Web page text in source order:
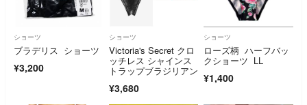
ショーツ
ブラデリス ショーツ
¥3,200
ショーツ
Victoria's Secret クロ
ッチレス シャインス
トラップブラジリアン
¥3,680
ショーツ
ローズ柄 ハーフバッ
クショーツ LL
¥1,400